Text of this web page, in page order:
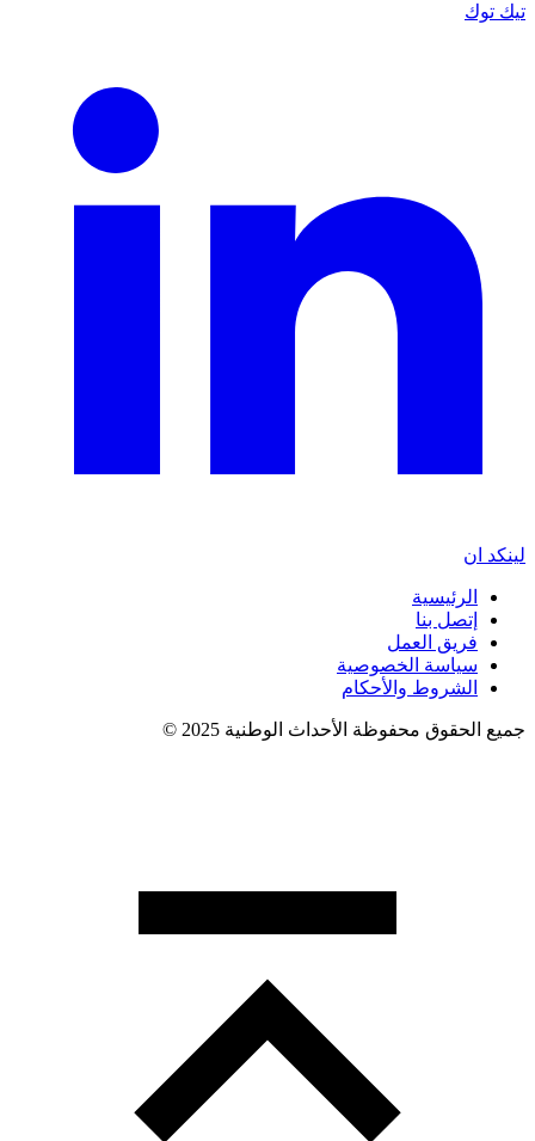
تيك توك
لينكد ان
الرئيسية
إتصل بنا
فريق العمل
سياسة الخصوصية
الشروط والأحكام
جميع الحقوق محفوظة الأحداث الوطنية 2025 ©